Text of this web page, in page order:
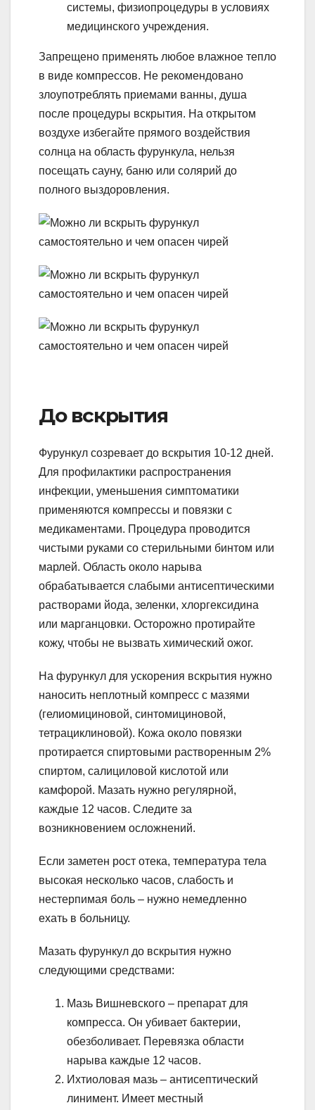
системы, физиопроцедуры в условиях
медицинского учреждения.
Запрещено применять любое влажное тепло
в виде компрессов. Не рекомендовано
злоупотреблять приемами ванны, душа
после процедуры вскрытия. На открытом
воздухе избегайте прямого воздействия
солнца на область фурункула, нельзя
посещать сауну, баню или солярий до
полного выздоровления.
До вскрытия
Фурункул созревает до вскрытия 10-12 дней.
Для профилактики распространения
инфекции, уменьшения симптоматики
применяются компрессы и повязки с
медикаментами. Процедура проводится
чистыми руками со стерильными бинтом или
марлей. Область около нарыва
обрабатывается слабыми антисептическими
растворами йода, зеленки, хлоргексидина
или марганцовки. Осторожно протирайте
кожу, чтобы не вызвать химический ожог.
На фурункул для ускорения вскрытия нужно
наносить неплотный компресс с мазями
(гелиомициновой, синтомициновой,
тетрациклиновой). Кожа около повязки
протирается спиртовыми растворенным 2%
спиртом, салициловой кислотой или
камфорой. Мазать нужно регулярной,
каждые 12 часов. Следите за
возникновением осложнений.
Если заметен рост отека, температура тела
высокая несколько часов, слабость и
нестерпимая боль – нужно немедленно
ехать в больницу.
Мазать фурункул до вскрытия нужно
следующими средствами:
Мазь Вишневского – препарат для
компресса. Он убивает бактерии,
обезболивает. Перевязка области
нарыва каждые 12 часов.
Ихтиоловая мазь – антисептический
линимент. Имеет местный